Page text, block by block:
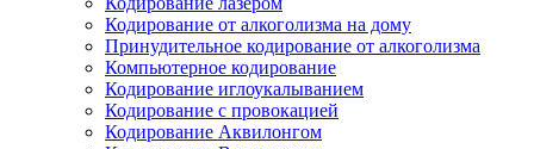
Кодирование от алкоголизма на дому
Принудительное кодирование от алкоголизма
Компьютерное кодирование
Кодирование иглоукалыванием
Кодирование с провокацией
Кодирование Аквилонгом